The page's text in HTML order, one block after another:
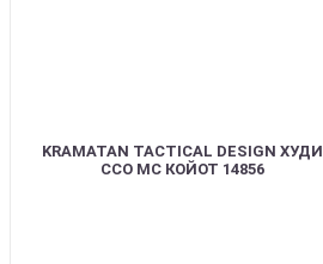
KRAMATAN TACTICAL DESIGN ХУДИ
ССО МС КОЙОТ 14856